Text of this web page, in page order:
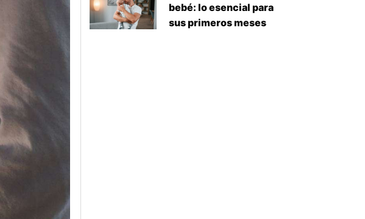
bebé: lo esencial para
sus primeros meses